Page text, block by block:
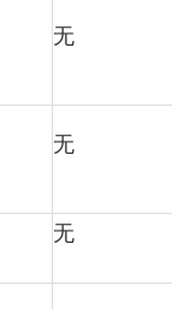
无
无
无